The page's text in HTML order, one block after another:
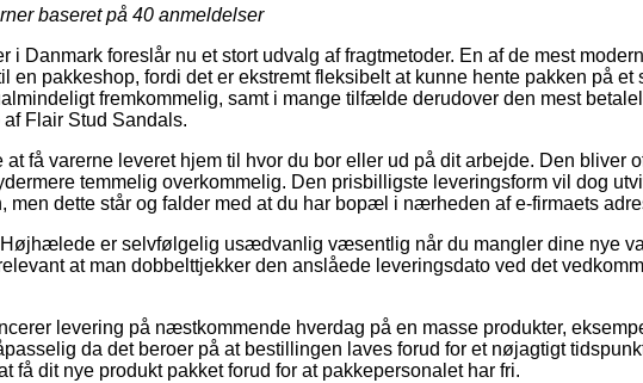
baseret på 40 anmeldelser
i Danmark foreslår nu et stort udvalg af fragtmetoder. En af de mest
pakkeshop, fordi det er ekstremt fleksibelt at kunne hente pakken på et
fremkommelig, samt i mange tilfælde derudover den mest
Flair Stud Sandals.
få varerne leveret hjem til hvor du bor eller ud på dit arbejde. Den bliver
temmelig overkommelig. Den prisbilligste leveringsform vil dog
men dette står og falder med at du har bopæl i nærheden af e-firmaets
er selvfølgelig usædvanlig væsentlig når du mangler dine nye
at man dobbelttjekker den anslåede leveringsdato ved det
levering på næstkommende hverdag på en masse produkter,
da det beroer på at bestillingen laves forud for et nøjagtigt
få dit nye produkt pakket forud for at pakkepersonalet har fri.